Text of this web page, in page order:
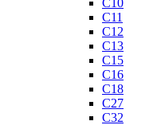
C10
C11
C12
C13
C15
C16
C18
C27
C32